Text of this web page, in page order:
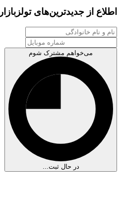
اطلاع از جدیدترین‌های تولزبازار
می‌خواهم مشترک شوم
در حال ثبت...